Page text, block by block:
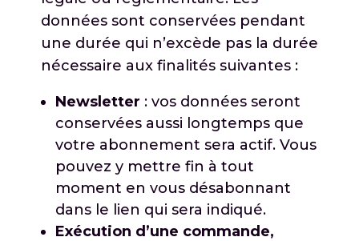
données sont conservées pendant
une durée qui n’excède pas la durée
nécessaire aux finalités suivantes :
Newsletter : vos données seront
conservées aussi longtemps que
votre abonnement sera actif. Vous
pouvez y mettre fin à tout
moment en vous désabonnant
dans le lien qui sera indiqué.
Exécution d’une commande,